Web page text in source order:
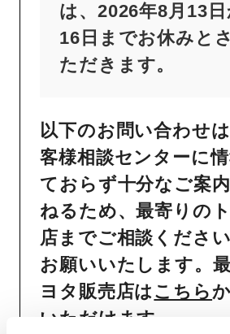
は、2026年8月13日
16日までお休みと
ただきます。
以下のお問い合わせ
客様相談センターに
ておらず十分なご案
ねるため、最寄りの
店までご相談くださ
お願いいたします。
ヨタ販売店はこちら
いただけます。